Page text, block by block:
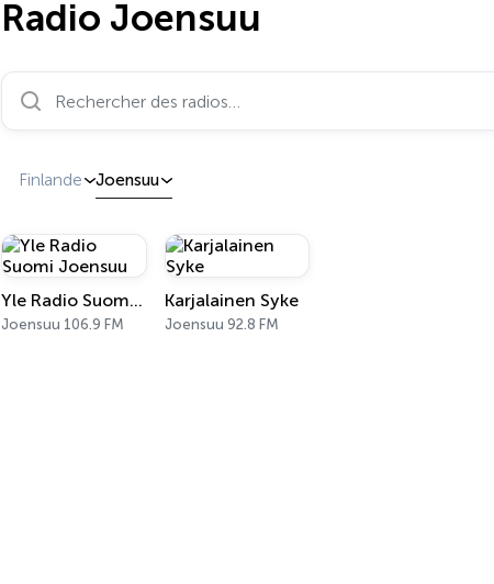
Radio Joensuu
Rechercher des radios…
Finlande Joensuu
Yle Radio Suomi Joensuu
Joensuu 106.9 FM
Karjalainen Syke
Joensuu 92.8 FM